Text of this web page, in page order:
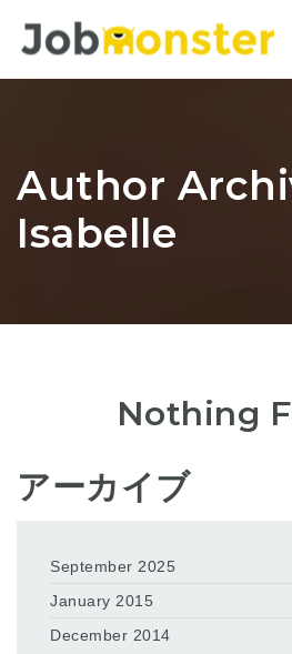
Author
Isabelle
Nothing
アーカイブ
September 2025
January 2015
December 2014